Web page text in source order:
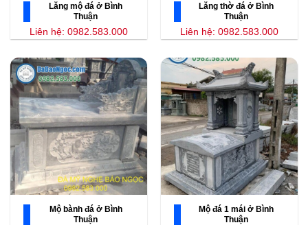
Lăng mộ đá ở Bình
Thuận
Liên hệ: 0982.583.000
Lăng thờ đá ở Bình
Thuận
Liên hệ: 0982.583.000
Mộ bành đá ở Bình
Thuận
Mộ đá 1 mái ở Bình
Thuận